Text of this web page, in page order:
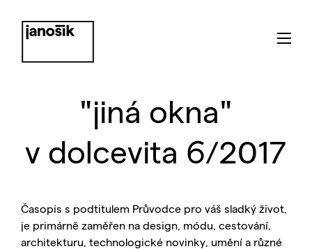
"jiná okna"
v dolcevita 6/2017
Časopis s podtitulem Průvodce pro váš sladký život,
je primárně zaměřen na design, módu, cestování,
architekturu, technologické novinky, umění a různé